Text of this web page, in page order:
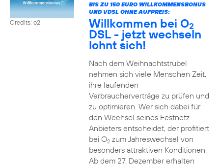
Credits: o2
BIS ZU 150 EURO WILLKOMMENSBONUS
UND VDSL OHNE AUFPREIS:
Willkommen bei O2
DSL - jetzt wechseln
lohnt sich!
Nach dem Weihnachtstrubel
nehmen sich viele Menschen Zeit,
ihre laufenden
Verbraucherverträge zu prüfen und
zu optimieren. Wer sich dabei für
den Wechsel seines Festnetz-
Anbieters entscheidet, der profitiert
bei O2zum Jahreswechsel von
besonders attraktiven Konditionen:
Ab dem 27. Dezember erhalten